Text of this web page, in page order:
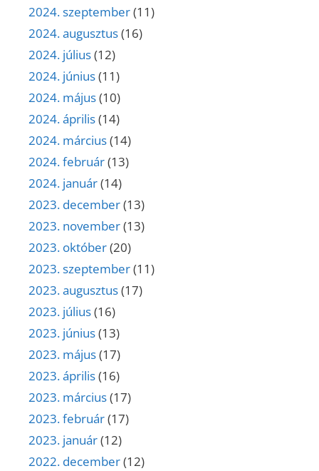
2024. szeptember(11)
2024. augusztus(16)
2024. július(12)
2024. június(11)
2024. május(10)
2024. április(14)
2024. március(14)
2024. február(13)
2024. január(14)
2023. december(13)
2023. november(13)
2023. október(20)
2023. szeptember(11)
2023. augusztus(17)
2023. július(16)
2023. június(13)
2023. május(17)
2023. április(16)
2023. március(17)
2023. február(17)
2023. január(12)
2022. december(12)